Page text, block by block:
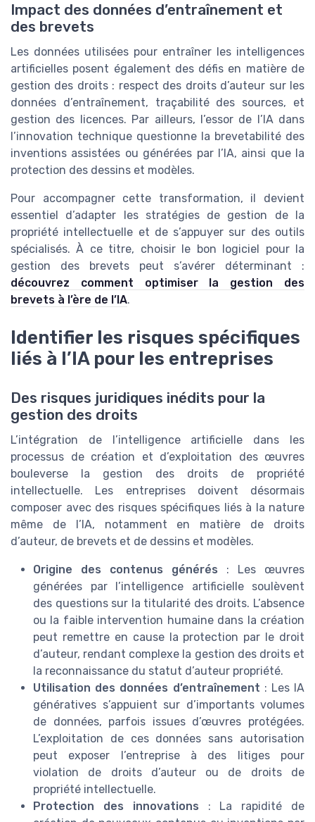
Impact des données d’entraînement et
des brevets
Les données utilisées pour entraîner les intelligences
artificielles posent également des défis en matière de
gestion des droits : respect des droits d’auteur sur les
données d’entraînement, traçabilité des sources, et
gestion des licences. Par ailleurs, l’essor de l’IA dans
l’innovation technique questionne la brevetabilité des
inventions assistées ou générées par l’IA, ainsi que la
protection des dessins et modèles.
Pour accompagner cette transformation, il devient
essentiel d’adapter les stratégies de gestion de la
propriété intellectuelle et de s’appuyer sur des outils
spécialisés. À ce titre, choisir le bon logiciel pour la
gestion des brevets peut s’avérer déterminant :
découvrez comment optimiser la gestion des
brevets à l’ère de l’IA.
Identifier les risques spécifiques
liés à l’IA pour les entreprises
Des risques juridiques inédits pour la
gestion des droits
L’intégration de l’intelligence artificielle dans les
processus de création et d’exploitation des œuvres
bouleverse la gestion des droits de propriété
intellectuelle. Les entreprises doivent désormais
composer avec des risques spécifiques liés à la nature
même de l’IA, notamment en matière de droits
d’auteur, de brevets et de dessins et modèles.
Origine des contenus générés : Les œuvres
générées par l’intelligence artificielle soulèvent
des questions sur la titularité des droits. L’absence
ou la faible intervention humaine dans la création
peut remettre en cause la protection par le droit
d’auteur, rendant complexe la gestion des droits et
la reconnaissance du statut d’auteur propriété.
Utilisation des données d’entraînement : Les IA
génératives s’appuient sur d’importants volumes
de données, parfois issues d’œuvres protégées.
L’exploitation de ces données sans autorisation
peut exposer l’entreprise à des litiges pour
violation de droits d’auteur ou de droits de
propriété intellectuelle.
Protection des innovations : La rapidité de